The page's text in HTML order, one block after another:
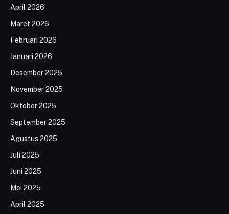
April 2026
Maret 2026
Februari 2026
Januari 2026
Desember 2025
November 2025
Oktober 2025
September 2025
Agustus 2025
Juli 2025
Juni 2025
Mei 2025
April 2025